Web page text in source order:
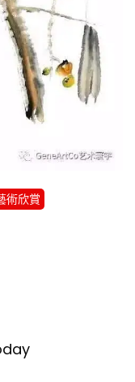
術欣賞